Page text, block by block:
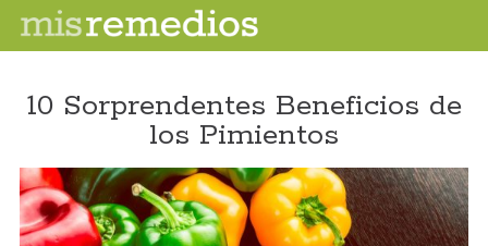
10 Sorprendentes Beneficios de
los Pimientos